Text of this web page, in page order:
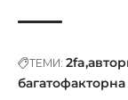
ТЕМИ: 2fa
багатофакторна